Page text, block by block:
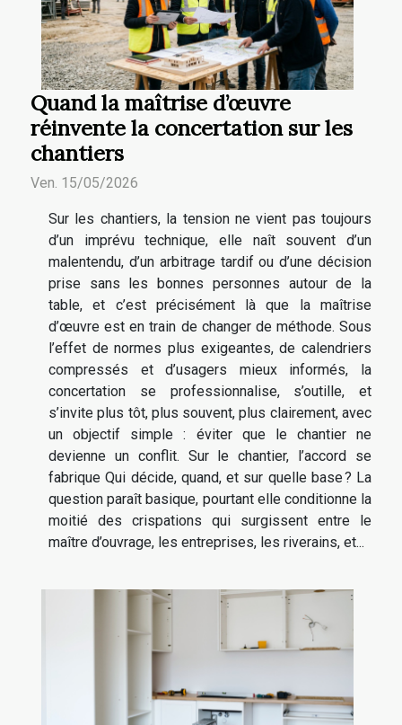
Quand la maîtrise d’œuvre
réinvente la concertation sur les
chantiers
Ven. 15/05/2026
Sur les chantiers, la tension ne vient pas toujours
d’un imprévu technique, elle naît souvent d’un
malentendu, d’un arbitrage tardif ou d’une décision
prise sans les bonnes personnes autour de la
table, et c’est précisément là que la maîtrise
d’œuvre est en train de changer de méthode. Sous
l’effet de normes plus exigeantes, de calendriers
compressés et d’usagers mieux informés, la
concertation se professionnalise, s’outille, et
s’invite plus tôt, plus souvent, plus clairement, avec
un objectif simple : éviter que le chantier ne
devienne un conflit. Sur le chantier, l’accord se
fabrique Qui décide, quand, et sur quelle base ? La
question paraît basique, pourtant elle conditionne la
moitié des crispations qui surgissent entre le
maître d’ouvrage, les entreprises, les riverains, et...